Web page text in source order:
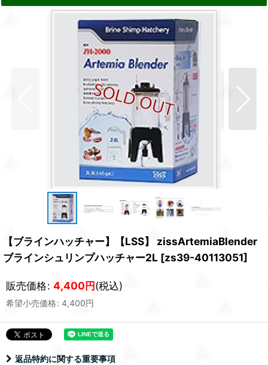
【ブラインハッチャー】【LSS】 zissArtemiaBlender
ブラインシュリンプハッチャー2L [zs39-40113051]
販売価格: 4,400円(税込)
希望小売価格: 4,400円
返品特約に関する重要事項